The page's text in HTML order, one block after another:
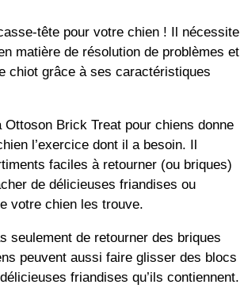
seulement de retourner des briques
peuvent aussi faire glisser des blocs
friandises qu’ils contiennent.
retirer ou ajouter des briques pour
Avec 20 compartiments au total, ce
de garder votre berger allemand
de difficulté